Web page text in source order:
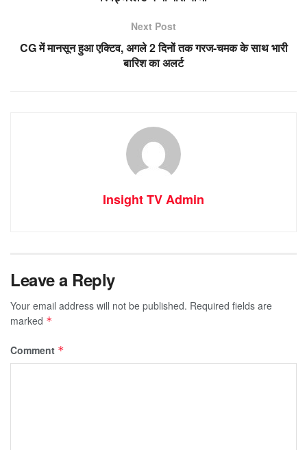
Next Post
CG में मानसून हुआ एक्टिव, अगले 2 दिनों तक गरज-चमक के साथ भारी
बारिश का अलर्ट
Insight TV Admin
Leave a Reply
Your email address will not be published. Required fields are
marked *
Comment *